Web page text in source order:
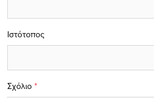
Σχόλιο *
Ιστότοπος